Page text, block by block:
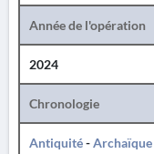
Année de l'opération
2024
Chronologie
Antiquité-Archaïque